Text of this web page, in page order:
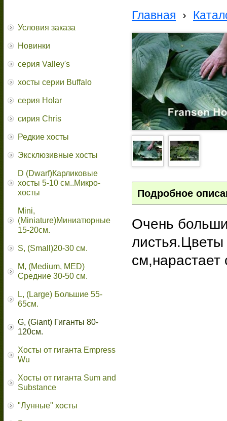
Условия заказа
Новинки
серия Valley's
хосты серии Buffalo
серия Holar
сирия Chris
Редкие хосты
Эксклюзивные хосты
D (Dwarf)Карликовые
хосты 5-10 см..Микро-
хосты
Mini,
(Miniature)Миниатюрные
15-20см.
S, (Small)20-30 см.
M, (Medium, MED)
Средние 30-50 см.
L, (Large) Большие 55-
65cм.
G, (Giant) Гиганты 80-
120см.
Хосты от гиганта Empress
Wu
Хосты от гиганта Sum and
Substance
"Лунные" хосты
Главная ›
Подробное
Очень
см,нарастает